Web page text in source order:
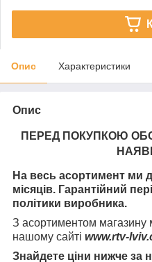
Опис Характеристики
Опис
ПЕРЕД ПОКУПКОЮ
На весь асортимент ми
місяців. Гарантійний
політики виробника.
З асортиментом
нашому сайті www.rtv-
Знайдете ціни нижче за